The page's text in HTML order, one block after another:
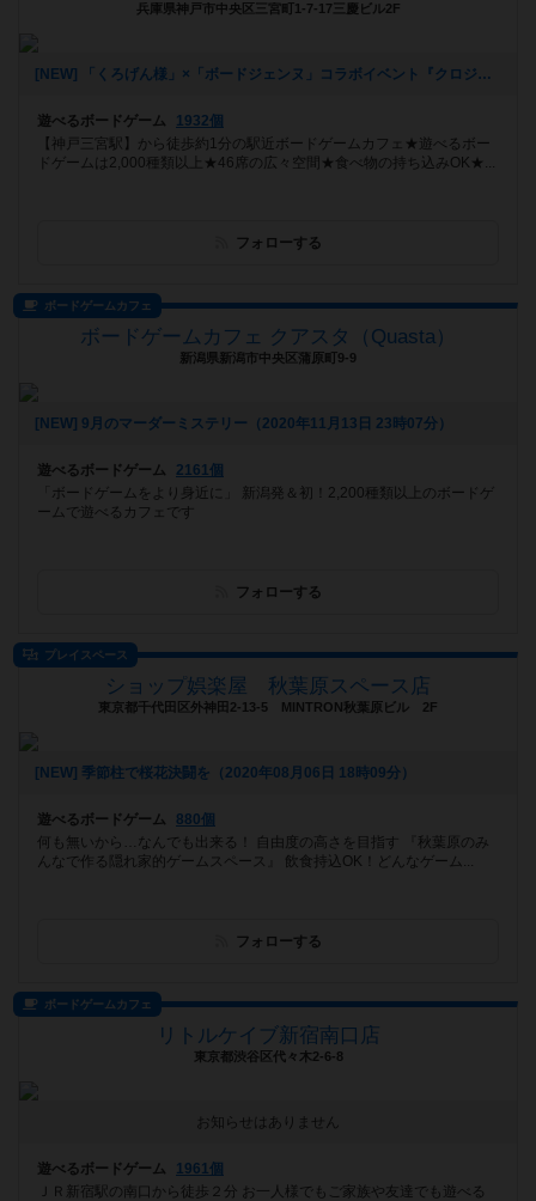
兵庫県神戸市中央区三宮町1-7-17三慶ビル2F
[NEW] 「くろげん様」×「ボードジェンヌ」コラボイベント『クロジェンヌ会』（2021年02月13日 14時21分）
遊べるボードゲーム
1932個
【神戸三宮駅】から徒歩約1分の駅近ボードゲームカフェ★遊べるボー
ドゲームは2,000種類以上★46席の広々空間★食べ物の持ち込みOK★...
フォローする
ボードゲームカフェ
ボードゲームカフェ クアスタ（Quasta）
新潟県新潟市中央区蒲原町9-9
[NEW] 9月のマーダーミステリー（2020年11月13日 23時07分）
遊べるボードゲーム
2161個
「ボードゲームをより身近に」 新潟発＆初！2,200種類以上のボードゲ
ームで遊べるカフェです
フォローする
プレイスペース
ショップ娯楽屋 秋葉原スペース店
東京都千代田区外神田2-13-5 MINTRON秋葉原ビル 2F
[NEW] 季節柱で桜花決闘を（2020年08月06日 18時09分）
遊べるボードゲーム
880個
何も無いから…なんでも出来る！ 自由度の高さを目指す 『秋葉原のみ
んなで作る隠れ家的ゲームスペース』 飲食持込OK！どんなゲーム...
フォローする
ボードゲームカフェ
リトルケイブ新宿南口店
東京都渋谷区代々木2-6-8
お知らせはありません
遊べるボードゲーム
1961個
ＪＲ新宿駅の南口から徒歩２分 お一人様でもご家族や友達でも遊べる